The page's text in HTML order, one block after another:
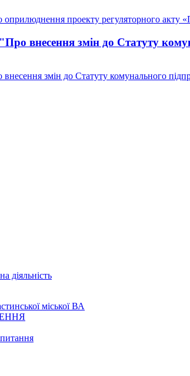
проекту регуляторного акту
внесення змін до Статуту
змін до Статуту комунального
діяльність
міської ВА
питання